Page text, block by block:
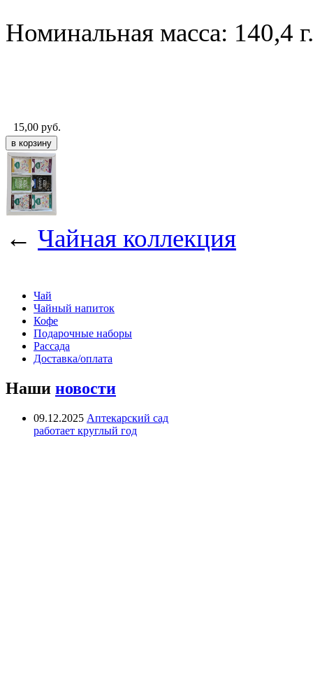
Номинальная масса: 140,4
15,00 руб.
← Чайная коллекция
Чай
Чайный напиток
Кофе
Подарочные наборы
Рассада
Доставка/оплата
Наши новости
09.12.2025 Аптекарский сад
работает круглый год